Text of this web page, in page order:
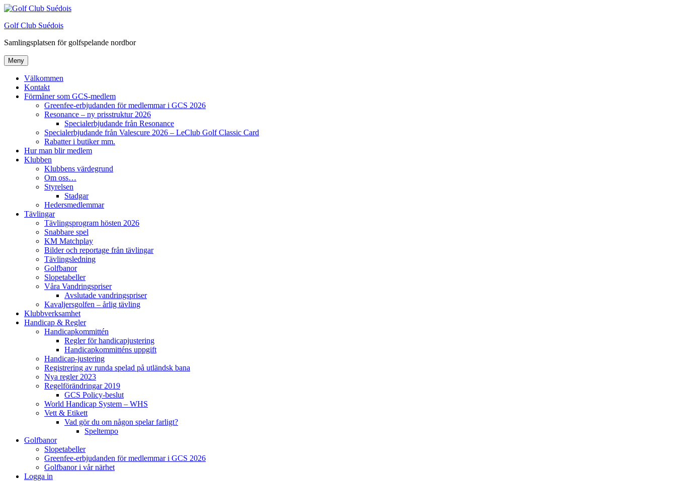
Hoppa
innehåll
Golf Club Suédois
Samlingsplatsen för golfspelande nordbor
Meny
Välkommen
Kontakt
Förmåner som GCS-medlem
Greenfee-erbjudanden för medlemmar i GCS 2026
Resonance – ny prisstruktur 2026
Specialerbjudande från Resonance
Specialerbjudande från Valescure 2026 – LeClub Golf Classic Card
Rabatter i butiker mm.
Hur man blir medlem
Klubben
Klubbens värdegrund
Om oss…
Styrelsen
Stadgar
Hedersmedlemmar
Tävlingar
Tävlingsprogram hösten 2026
Snabbare spel
KM Matchplay
Bilder och reportage från tävlingar
Tävlingsledning
Golfbanor
Slopetabeller
Våra Vandringspriser
Avslutade vandringspriser
Kavaljersgolfen – årlig tävling
Klubbverksamhet
Handicap & Regler
Handicapkommittén
Regler för handicapjustering
Handicapkommitténs uppgift
Handicap-justering
Registrering av runda spelad på utländsk bana
Nya regler 2023
Regelförändringar 2019
GCS Policy-beslut
World Handicap System – WHS
Vett & Etikett
Vad gör du om någon spelar farligt?
Speltempo
Golfbanor
Slopetabeller
Greenfee-erbjudanden för medlemmar i GCS 2026
Golfbanor i vår närhet
Logga in